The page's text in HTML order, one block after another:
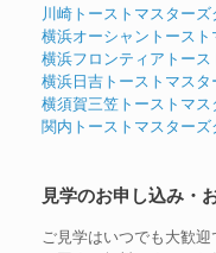
川崎トーストマスター
横浜オーシャントース
横浜フロンティアトー
横浜日吉トーストマス
横須賀三笠トーストマ
関内トーストマスターズ
見学のお申し込み・
ご見学はいつでも大歓迎